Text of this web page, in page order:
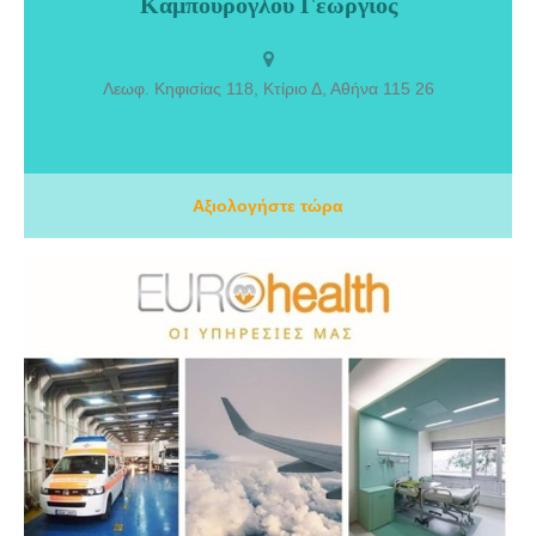
Γεώργιος. Γεννήθηκα το 1982 και μεγάλωσα στη Χαλκίδα. Εισήχθην
Πανεπιστημίου Αθηνών, ενώ κατά τη διάρκεια των σπουδών μου
Χειρουργική Παίδων εκπαιδεύτηκα και εργάστηκα στην Ελβετία
Λεωφ. Κηφισίας 118, Κτίριο Δ, Αθήνα 115 26
Αξιολογήστε τώρα